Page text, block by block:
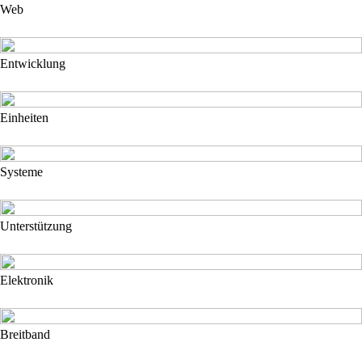
Web
Entwicklung
Einheiten
Systeme
Unterstützung
Elektronik
Breitband